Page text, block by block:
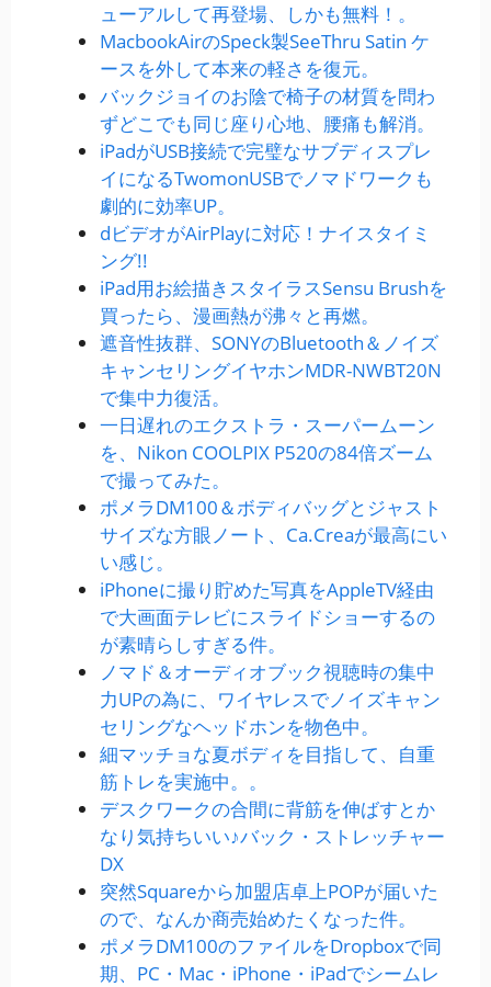
ューアルして再登場、しかも無料！。
MacbookAirのSpeck製SeeThru Satin ケ
ースを外して本来の軽さを復元。
バックジョイのお陰で椅子の材質を問わ
ずどこでも同じ座り心地、腰痛も解消。
iPadがUSB接続で完璧なサブディスプレ
イになるTwomonUSBでノマドワークも
劇的に効率UP。
dビデオがAirPlayに対応！ナイスタイミ
ング!!
iPad用お絵描きスタイラスSensu Brushを
買ったら、漫画熱が沸々と再燃。
遮音性抜群、SONYのBluetooth＆ノイズ
キャンセリングイヤホンMDR-NWBT20N
で集中力復活。
一日遅れのエクストラ・スーパームーン
を、Nikon COOLPIX P520の84倍ズーム
で撮ってみた。
ポメラDM100＆ボディバッグとジャスト
サイズな方眼ノート、Ca.Creaが最高にい
い感じ。
iPhoneに撮り貯めた写真をAppleTV経由
で大画面テレビにスライドショーするの
が素晴らしすぎる件。
ノマド＆オーディオブック視聴時の集中
力UPの為に、ワイヤレスでノイズキャン
セリングなヘッドホンを物色中。
細マッチョな夏ボディを目指して、自重
筋トレを実施中。。
デスクワークの合間に背筋を伸ばすとか
なり気持ちいい♪バック・ストレッチャー
DX
突然Squareから加盟店卓上POPが届いた
ので、なんか商売始めたくなった件。
ポメラDM100のファイルをDropboxで同
期、PC・Mac・iPhone・iPadでシームレ